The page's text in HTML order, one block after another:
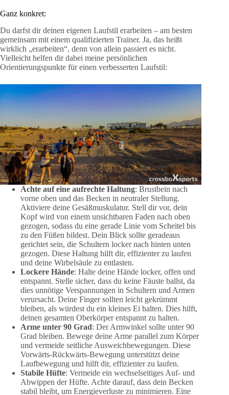
Ganz konkret:
Du darfst dir deinen eigenen Laufstil erarbeiten – am besten
gemeinsam mit einem qualifizierten Trainer. Ja, das heißt
wirklich „erarbeiten“, denn von allein passiert es nicht.
Vielleicht helfen dir dabei meine persönlichen
Orientierungspunkte für einen verbesserten Laufstil:
Achte auf eine aufrechte Haltung: Brustbein nach
vorne oben und das Becken in neutraler Stellung.
Aktiviere deine Gesäßmuskulatur. Stell dir vor, dein
Kopf wird von einem unsichtbaren Faden nach oben
gezogen, sodass du eine gerade Linie vom Scheitel bis
zu den Füßen bildest. Dein Blick sollte geradeaus
gerichtet sein, die Schultern locker nach hinten unten
gezogen. Diese Haltung hilft dir, effizienter zu laufen
und deine Wirbelsäule zu entlasten.
Lockere Hände: Halte deine Hände locker, offen und
entspannt. Stelle sicher, dass du keine Fäuste ballst, da
dies unnötige Verspannungen in Schultern und Armen
verursacht. Deine Finger sollten leicht gekrümmt
bleiben, als würdest du ein kleines Ei halten. Dies hilft,
deinen gesamten Oberkörper entspannt zu halten.
Arme unter 90 Grad: Der Armwinkel sollte unter 90
Grad bleiben. Bewege deine Arme parallel zum Körper
und vermeide seitliche Ausweichbewegungen. Diese
Vorwärts-Rückwärts-Bewegung unterstützt deine
Laufbewegung und hilft dir, effizienter zu laufen.
Stabile Hüfte: Vermeide ein wechselseitiges Auf- und
Abwippen der Hüfte. Achte darauf, dass dein Becken
stabil bleibt, um Energieverluste zu minimieren. Eine